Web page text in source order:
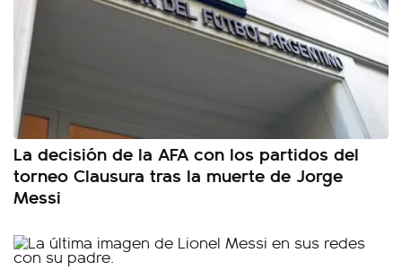
La decisión de la AFA con los partidos del
torneo Clausura tras la muerte de Jorge
Messi